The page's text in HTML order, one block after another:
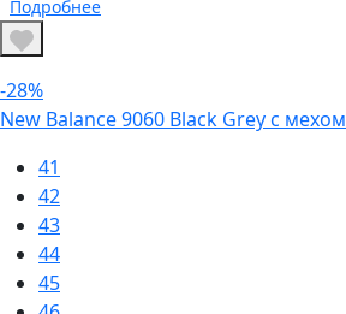
Подробнее
-28%
New Balance 9060 Black Grey с мехом
41
42
43
44
45